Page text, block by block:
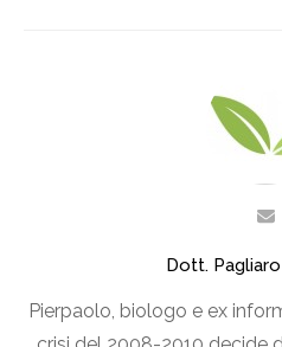
Dott.
Pierpaolo, biologo e ex